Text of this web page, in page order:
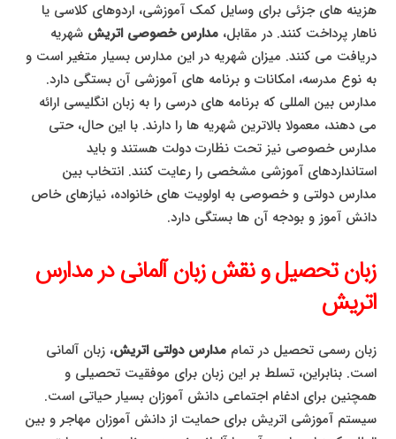
هزینه های جزئی برای وسایل کمک آموزشی، اردوهای کلاسی یا
ناهار پرداخت کنند. در مقابل،مدارس خصوصی اتریش شهریه
دریافت می کنند. میزان شهریه در این مدارس بسیار متغیر است و
به نوع مدرسه، امکانات و برنامه های آموزشی آن بستگی دارد.
مدارس بین المللی که برنامه های درسی را به زبان انگلیسی ارائه
می دهند، معمولا بالاترین شهریه ها را دارند. با این حال، حتی
مدارس خصوصی نیز تحت نظارت دولت هستند و باید
استانداردهای آموزشی مشخصی را رعایت کنند. انتخاب بین
مدارس دولتی و خصوصی به اولویت های خانواده، نیازهای خاص
دانش آموز و بودجه آن ها بستگی دارد.
زبان تحصیل و نقش زبان آلمانی در مدارس
اتریش
زبان رسمی تحصیل در تماممدارس دولتی اتریش، زبان آلمانی
است. بنابراین، تسلط بر این زبان برای موفقیت تحصیلی و
همچنین برای ادغام اجتماعی دانش آموزان بسیار حیاتی است.
سیستم آموزشی اتریش برای حمایت از دانش آموزان مهاجر و بین